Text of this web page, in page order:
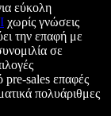
εύκολη
χωρίς γνώσεις
την επαφή με
σε
pre-sales επαφές
πολυάριθμες